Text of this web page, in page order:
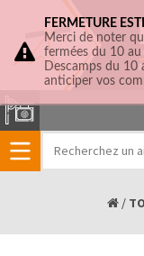
/
FERMETURE
Merci de noter
fermées du 10
Descamps du 10
anticiper vos